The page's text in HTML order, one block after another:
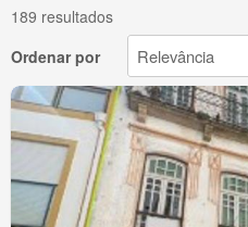
189 resultados
Ordenar por